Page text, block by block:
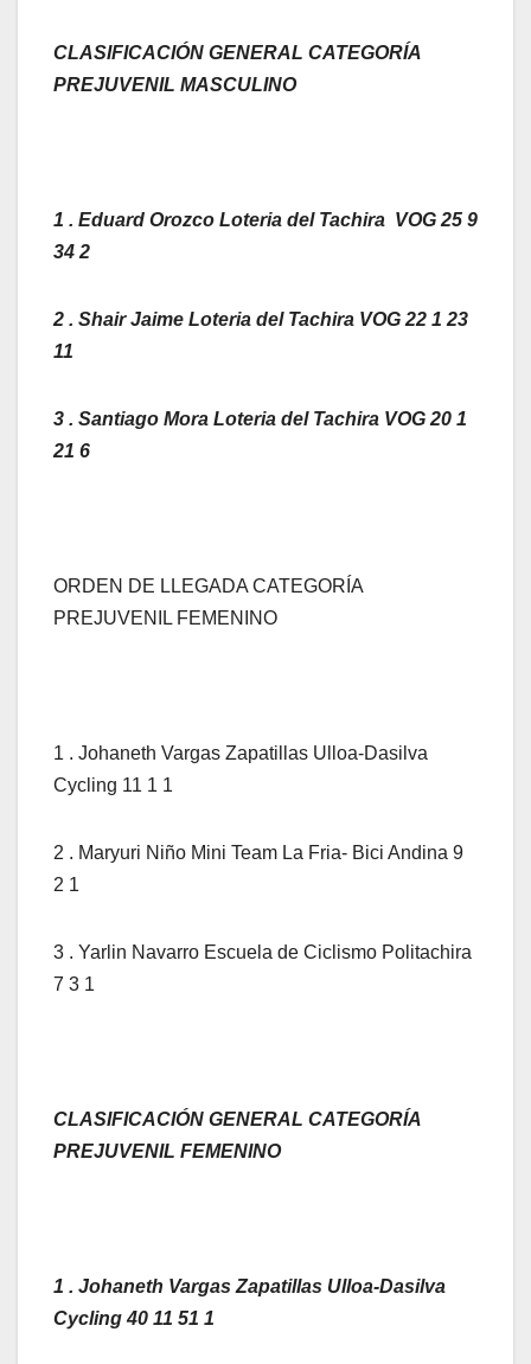
CLASIFICACIÓN GENERAL CATEGORÍA
PREJUVENIL MASCULINO
1 . Eduard Orozco Loteria del Tachira VOG 25 9
34 2
2 . Shair Jaime Loteria del Tachira VOG 22 1 23
11
3 . Santiago Mora Loteria del Tachira VOG 20 1
21 6
ORDEN DE LLEGADA CATEGORÍA
PREJUVENIL FEMENINO
1 . Johaneth Vargas Zapatillas Ulloa-Dasilva
Cycling 11 1 1
2 . Maryuri Niño Mini Team La Fria- Bici Andina 9
2 1
3 . Yarlin Navarro Escuela de Ciclismo Politachira
7 3 1
CLASIFICACIÓN GENERAL CATEGORÍA
PREJUVENIL FEMENINO
1 . Johaneth Vargas Zapatillas Ulloa-Dasilva
Cycling 40 11 51 1